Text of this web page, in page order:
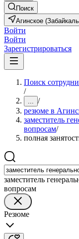
Поиск
Агинское
Войти
Войти
Зарегистрироваться
Поиск
/
... /
резюме в
заместитель
вопросам/
полная
заместитель
вопросам
Резюме